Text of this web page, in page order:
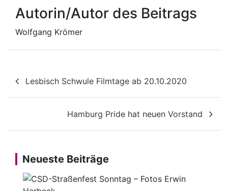
Autorin/Autor des Beitrags
Wolfgang Krömer
Beitragsnavigation
Lesbisch Schwule Filmtage ab 20.10.2020
Hamburg Pride hat neuen Vorstand
Neueste Beiträge